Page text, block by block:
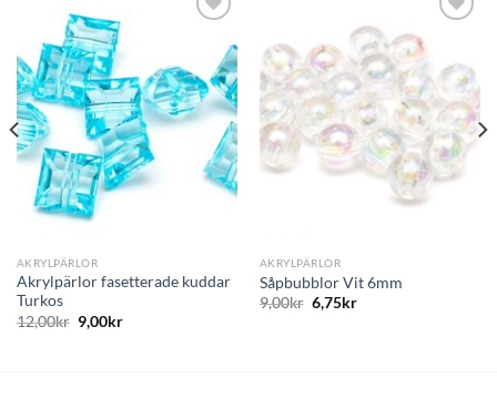
Lägg
till i
önskelistan
AKRYLPÄRLOR
Akrylpärlor fasetterade kuddar
Turkos
12,00kr 9,00kr
till i
önskelistan
AKRYLPÄRLOR
Såpbubblor Vit 6mm
9,00kr 6,75kr